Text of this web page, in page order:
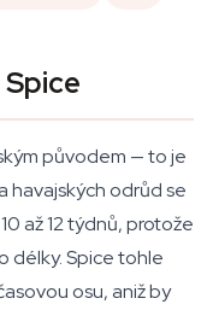
původem — to je
havajských odrůd se
až 12 týdnů, protože
délky. Spice tohle
osu, aniž by